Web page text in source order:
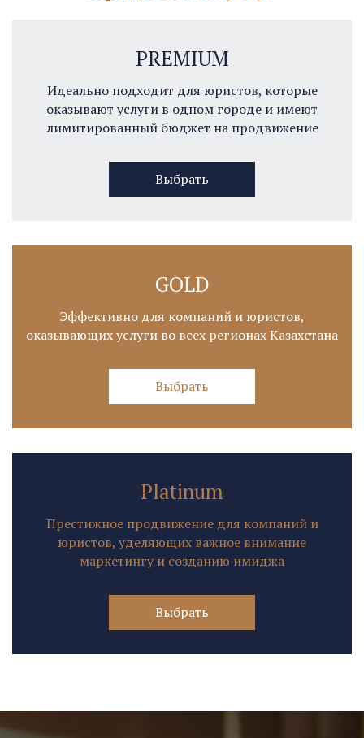
PREMIUM
Идеально подходит для юристов, которые
оказывают услуги в одном городе и имеют
лимитированный бюджет на продвижение
Выбрать
GOLD
Эффективно для компаний и юристов,
оказывающих услуги во всех регионах Казахстана
Выбрать
Platinum
Престижное продвижение для компаний и
юристов, уделяющих важное внимание
маркетингу и созданию имиджа
Выбрать